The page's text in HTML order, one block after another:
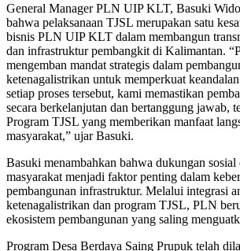
General Manager PLN UIP KLT, Basuki
bahwa pelaksanaan TJSL merupakan satu
bisnis PLN UIP KLT dalam membangun
dan infrastruktur pembangkit di Kalimantan.
mengemban mandat strategis dalam
ketenagalistrikan untuk memperkuat
setiap proses tersebut, kami memastikan
secara berkelanjutan dan bertanggung jawab,
Program TJSL yang memberikan manfaat
masyarakat,” ujar Basuki.
Basuki menambahkan bahwa dukungan sosial
masyarakat menjadi faktor penting dalam
pembangunan infrastruktur. Melalui integrasi
ketenagalistrikan dan program TJSL, PLN
ekosistem pembangunan yang saling
Program Desa Berdaya Saing Prupuk telah